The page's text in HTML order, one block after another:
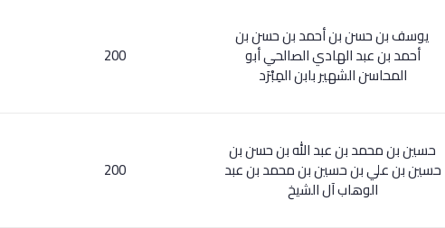
يوسف بن حسن بن أحمد بن حسن بن
أحمد بن عبد الهادي الصالحي أبو
المحاسن الشهير بابن المِبْرَد
200
حسين بن محمد بن عبد الله بن حسن بن
حسين بن علي بن حسين بن محمد بن عبد
الوهاب آل الشيخ
200